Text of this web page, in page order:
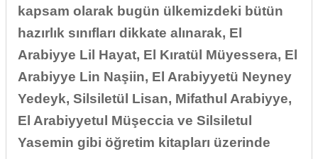
kapsam olarak bugün ülkemizdeki bütün
hazırlık sınıfları dikkate alınarak, El
Arabiyye Lil Hayat, El Kıratül Müyessera, El
Arabiyye Lin Naşiin, El Arabiyyetü Neyney
Yedeyk, Silsiletül Lisan, Mifathul Arabiyye,
El Arabiyyetul Müşeccia ve Silsiletul
Yasemin gibi öğretim kitapları üzerinde